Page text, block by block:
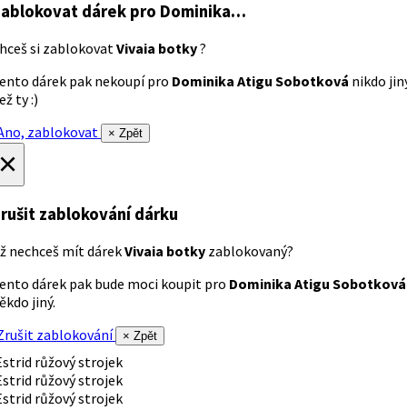
dárek pro Dominika…
si zablokovatVivaia botky?
dárek pak nekoupí pro Dominika Atigu Sobotková nikdo
ty :)
zablokovat
× Zpět
zablokování dárku
nechceš mít dárekVivaia botky zablokovaný?
dárek pak bude moci koupit pro Dominika Atigu Sobotková
jiný.
zablokování
× Zpět